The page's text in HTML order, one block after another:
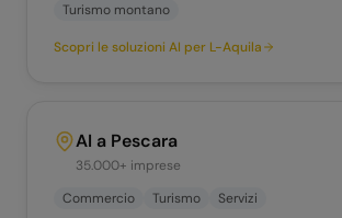
Turismo montano
Scopri le soluzioni AI per L-Aquila
AI a Pescara
35.000+ imprese
Commercio
Turismo Servizi